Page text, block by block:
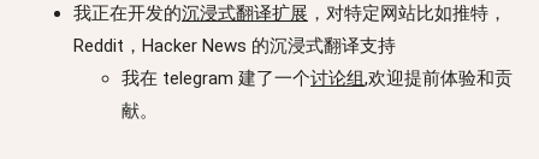
我正在开发的沉浸式翻译扩展 ，对特定网站比如推特，
Reddit，Hacker News 的沉浸式翻译支持
我在 telegram 建了一个讨论组,欢迎提前体验和贡
献。